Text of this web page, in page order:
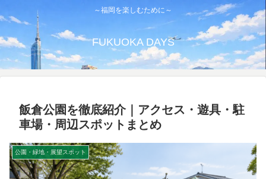
～福岡を楽しむために～
FUKUOKA DAYS
飯倉公園を徹底紹介｜アクセス・遊具・駐
車場・周辺スポットまとめ
公園・緑地・展望スポット